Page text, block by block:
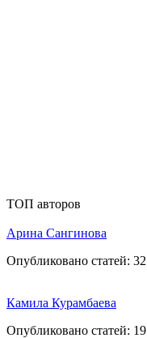
ТОП авторов
Арина Сангинова
Опубликовано статей: 32
Камила Курамбаева
Опубликовано статей: 19